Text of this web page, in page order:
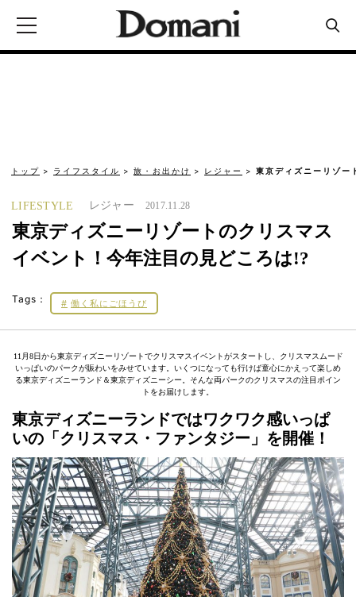
トップ ライフスタイル 旅・お出かけ レジャー 東京ディズニーリゾー
LIFESTYLE レジャー 2017.11.28
東京ディズニーリゾートのクリスマス
イベント！今年注目の見どころは!?
Tags： 働く私にごほうび
11月8日から東京ディズニーリゾートでクリスマスイベントがスタートし、クリスマスムード
いっぱいのパークが賑わいをみせています。いくつになっても行けば童心にかえって楽しめ
る東京ディズニーランド＆東京ディズニーシー。そんな両パークのクリスマスの注目ポイン
トをお届けします。
東京ディズニーランドではワクワク感いっぱ
いの「クリスマス・ファンタジー」を開催！